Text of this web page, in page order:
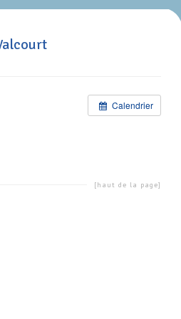
Calendrier
[haut de la page]